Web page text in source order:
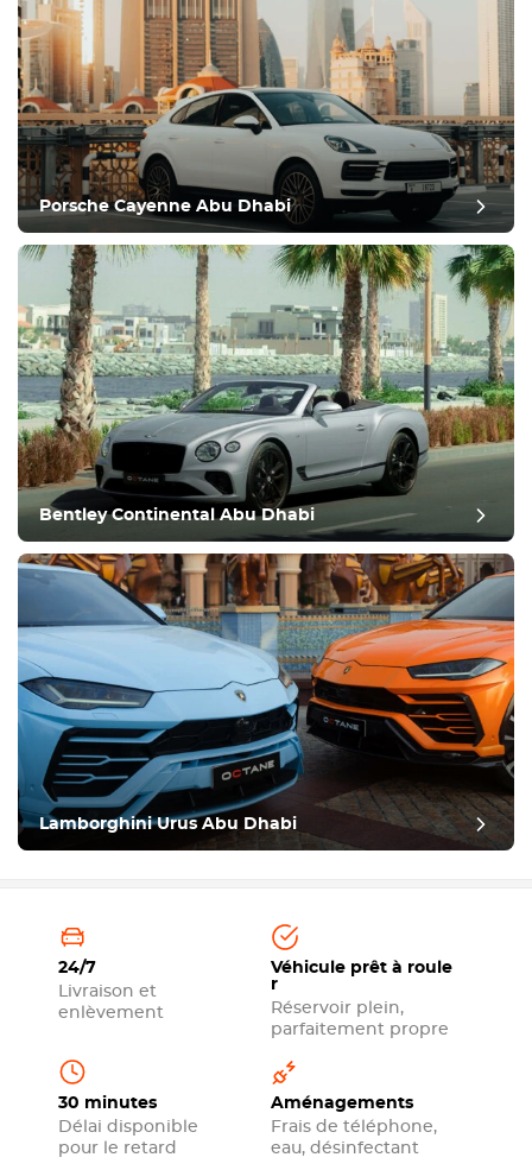
Porsche Cayenne Abu Dhabi
Bentley Continental Abu Dhabi
Lamborghini Urus Abu Dhabi
24/7
Livraison et
enlèvement
Véhicule prêt à roule
r
Réservoir plein,
parfaitement propre
30 minutes
Délai disponible
pour le retard
Aménagements
Frais de téléphone,
eau, désinfectant